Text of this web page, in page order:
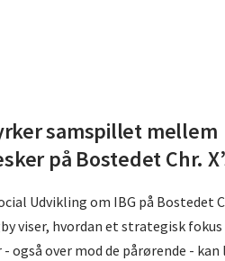
samspillet mellem
på Bostedet Chr.
Udvikling om IBG på Bostedet
viser, hvordan et strategisk fokus
også over mod de pårørende - kan